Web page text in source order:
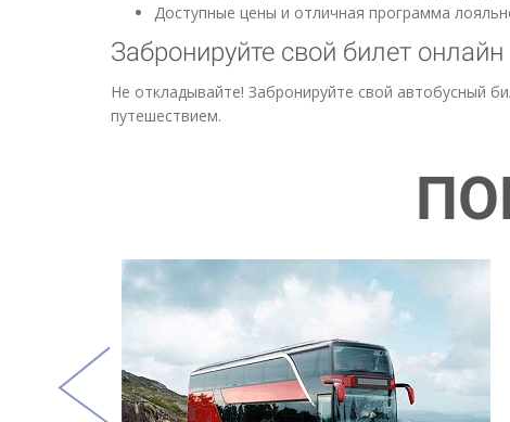
Доступные цены и отличная программа
Забронируйте свой билет онлайн
Не откладывайте! Забронируйте свой автобусный
путешествием.